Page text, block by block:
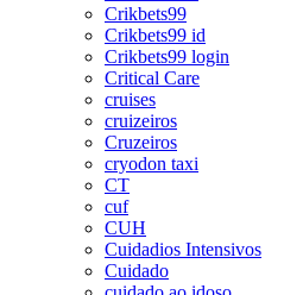
Crikbets99
Crikbets99 id
Crikbets99 login
Critical Care
cruises
cruizeiros
Cruzeiros
cryodon taxi
CT
cuf
CUH
Cuidadios Intensivos
Cuidado